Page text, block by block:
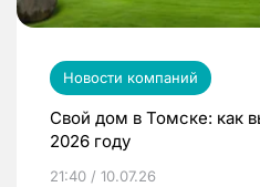
Новости компаний
Свой дом в Томске: как
2026 году
21:40 / 10.07.26